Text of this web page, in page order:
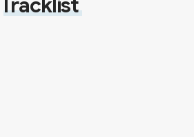
Tracklist